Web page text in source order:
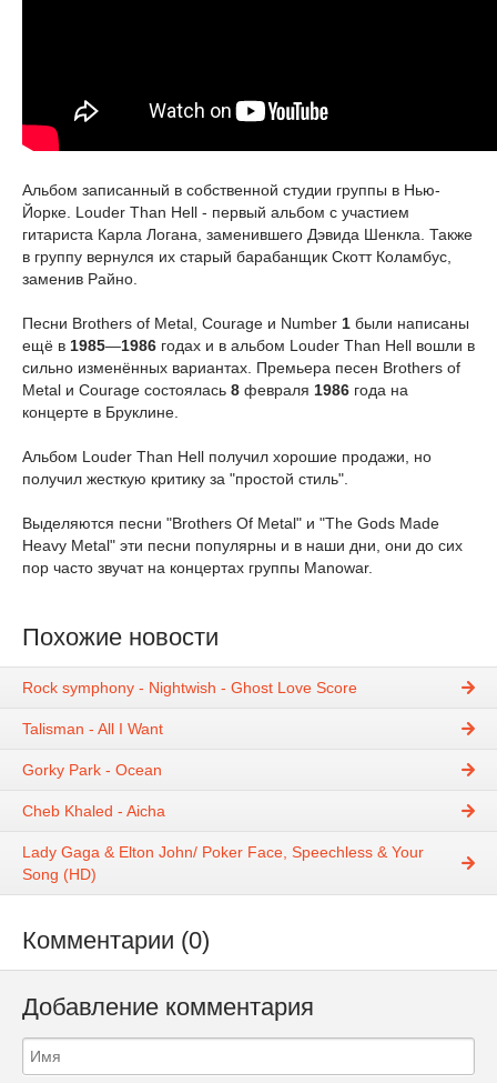
Альбом записанный в собственной студии группы в Нью-
Йорке. Louder Than Hell - первый альбом с участием
гитариста Карла Логана, заменившего Дэвида Шенкла. Также
в группу вернулся их старый барабанщик Скотт Коламбус,
заменив Райно.
Песни Brothers of Metal, Courage и Number 1 были написаны
ещё в 1985—1986 годах и в альбом Louder Than Hell вошли в
сильно изменённых вариантах. Премьера песен Brothers of
Metal и Courage состоялась 8 февраля 1986 года на
концерте в Бруклине.
Альбом Louder Than Hell получил хорошие продажи, но
получил жесткую критику за "простой стиль".
Выделяются песни "Brothers Of Metal" и "The Gods Made
Heavy Metal" эти песни популярны и в наши дни, они до сих
пор часто звучат на концертах группы Manowar.
Похожие новости
Rock symphony - Nightwish - Ghost Love Score
Talisman - All I Want
Gorky Park - Ocean
Cheb Khaled - Aicha
Lady Gaga & Elton John/ Poker Face, Speechless & Your
Song (HD)
Комментарии (0)
Добавление комментария